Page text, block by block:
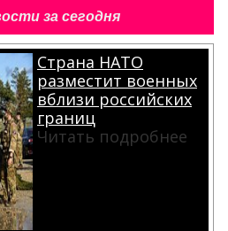
за сегодня
Страна НАТО
разместит военных
вблизи российских
границ
Читать подробнее